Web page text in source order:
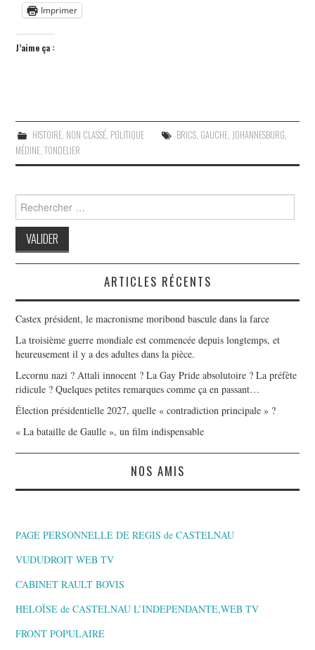
Imprimer
J’aime ça :
HISTOIRE, NON CLASSÉ, POLITIQUE BRICS, GAUCHE, JOHANNESBURG,
MÉDINE,TONDELIER
Search
for:
ARTICLES RÉCENTS
Castex président, le macronisme moribond bascule dans la farce
La troisième guerre mondiale est commencée depuis longtemps, et
heureusement il y a des adultes dans la pièce.
Lecornu nazi ? Attali innocent ? La Gay Pride absolutoire ? La préfète
ridicule ? Quelques petites remarques comme ça en passant…
Élection présidentielle 2027, quelle « contradiction principale » ?
« La bataille de Gaulle », un film indispensable
NOS AMIS
PAGE PERSONNELLE DE REGIS de CASTELNAU
VUDUDROIT WEB TV
CABINET RAULT BOVIS
HELOÏSE de CASTELNAU L’INDEPENDANTE,WEB TV
FRONT POPULAIRE